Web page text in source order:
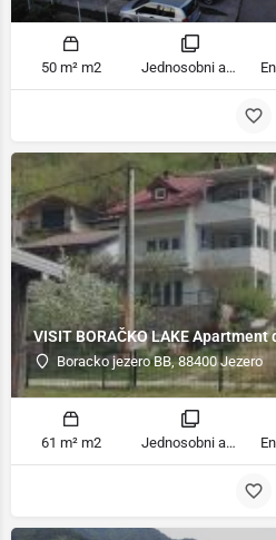
50 m² m2 Jednosobni apartman sobe
VISIT BORAČKO LAKE Apartment
Boracko jezero BB, 88400 Jezero
61 m² m2 Jednosobni apartman sobe